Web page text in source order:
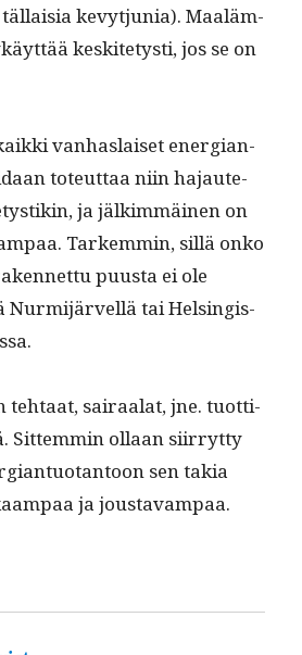
kevytju­nia). Maaläm­
keskite­tysti, jos se on
van­haslaiset ener­gian­
toteut­taa niin hajaute­
ja jälkim­mäi­nen on
Tarkem­min, sil­lä onko
puus­ta ei ole
Nur­mi­järvel­lä tai Helsingis­
tehtaat, sairaalat, jne. tuot­ti­
Sit­tem­min ollaan siir­ryt­ty
sen takia
ja joustavampaa.